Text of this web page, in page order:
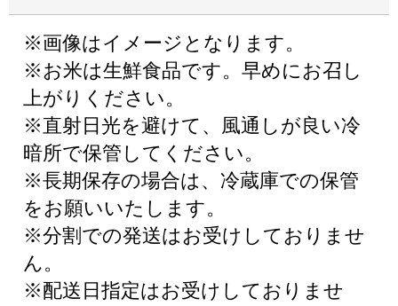
※画像はイメージとなります。
※お米は生鮮食品です。早めにお召し
上がりください。
※直射日光を避けて、風通しが良い冷
暗所で保管してください。
※長期保存の場合は、冷蔵庫での保管
をお願いいたします。
※分割での発送はお受けしておりませ
ん。
※配送日指定はお受けしておりませ